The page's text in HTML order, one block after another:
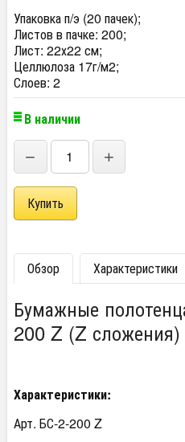
Упаковка п/э (20 пачек);
Листов в пачке: 200;
Лист: 22х22 см;
Целлюлоза 17г/м2;
Слоев: 2
В наличии
− +
Обзор Характеристики
Бумажные
200 Z (Z сложения)
Характеристики:
Арт. БС-2-200 Z